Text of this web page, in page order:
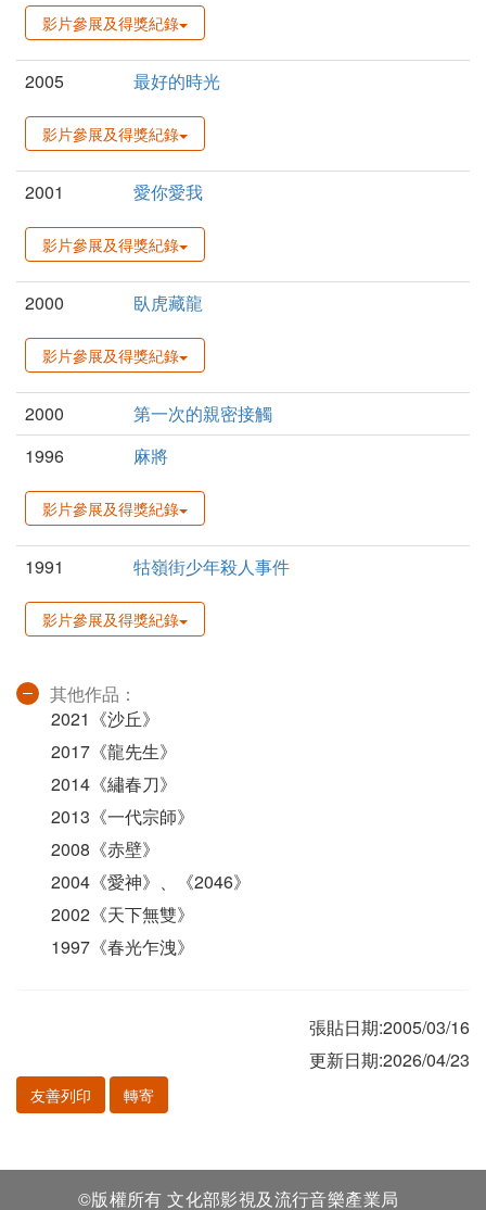
影片參展及得獎紀錄
2005 最好的時光
影片參展及得獎紀錄
2001 愛你愛我
影片參展及得獎紀錄
2000 臥虎藏龍
影片參展及得獎紀錄
2000
第一次的親密接觸
1996
麻將
影片參展及得獎紀錄
1991 牯嶺街少年殺人事件
影片參展及得獎紀錄
其他作品：
2021《沙丘》
2017《龍先生》
2014《繡春刀》
2013《一代宗師》
2008《赤壁》
2004《愛神》、《2046》
2002《天下無雙》
1997《春光乍洩》
張貼日期:2005/03/16
更新日期:2026/04/23
友善列印 轉寄
©版權所有 文化部影視及流行音樂產業局